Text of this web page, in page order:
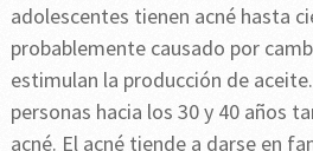
adolescentes tienen acné hasta
probablemente causado por
estimulan la producción de
personas hacia los 30 y 40 años
acné. El acné tiende a darse en